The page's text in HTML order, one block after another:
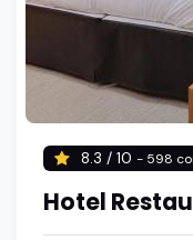
8.3 / 10 - 598
Hotel